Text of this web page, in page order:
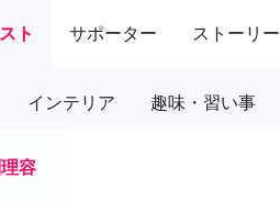
ト サポーター ストーリー
インテリア 趣味・習い事
容